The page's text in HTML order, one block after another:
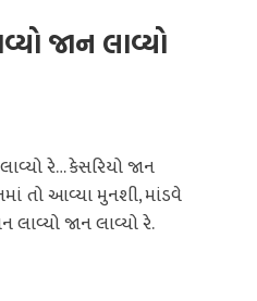
જાન લાવ્યો
રે… કેસરિયો જાન
તો આવ્યા મુનશી, માંડવે
લાવ્યો જાન લાવ્યો રે.